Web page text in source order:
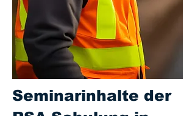
Seminarinhalte der